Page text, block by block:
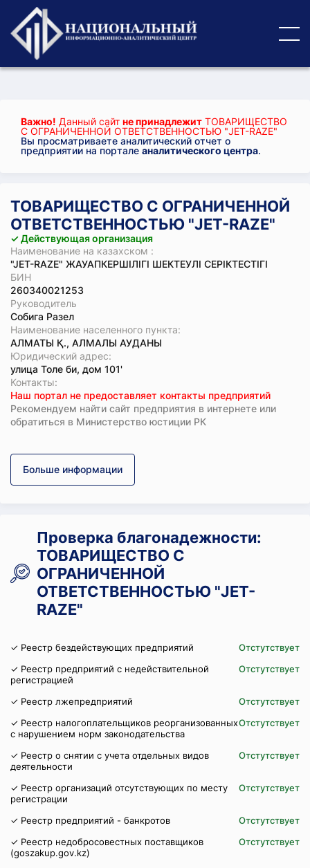
Важно! Данный сайт не принадлежит ТОВАРИЩЕСТВО
С ОГРАНИЧЕННОЙ ОТВЕТСТВЕННОСТЬЮ "JET-RAZE"
Вы просматриваете аналитический отчет о
предприятии на портале аналитического центра.
ТОВАРИЩЕСТВО С ОГРАНИЧЕННОЙ
ОТВЕТСТВЕННОСТЬЮ "JET-RAZE"
✓ Действующая организация
Наименование на казахском :
"JET-RAZE" ЖАУАПКЕРШІЛІГІ ШЕКТЕУЛІ СЕРІКТЕСТІГІ
БИН
260340021253
Руководитель
Собига Разел
Наименование населенного пункта:
АЛМАТЫ Қ., АЛМАЛЫ АУДАНЫ
Юридический адрес:
улица Толе би, дом 101'
Koнтaкты:
Наш портал не предоставляет контакты предприятий
Рекомендуем найти сайт предприятия в интернете или
обратиться в Министерство юстиции РК
Больше информации
Проверка благонадежности:
ТОВАРИЩЕСТВО С
ОГРАНИЧЕННОЙ
ОТВЕТСТВЕННОСТЬЮ "JET-
RAZE"
✓ Реестр бездействующих предприятий
Отстутствует
✓ Реестр предприятий с недействительной
регистрацией
Отстутствует
✓ Реестр лжепредприятий
Отстутствует
✓ Реестр налогоплательщиков реорганизованных
с нарушением норм законодательства
Отстутствует
✓ Реестр о снятии с учета отдельных видов
деятельности
Отстутствует
✓ Реестр организаций отсутствующих по месту
регистрации
Отстутствует
✓ Реестр предприятий - банкротов
Отстутствует
✓ Реестр недобросовестных поставщиков
(goszakup.gov.kz)
Отстутствует